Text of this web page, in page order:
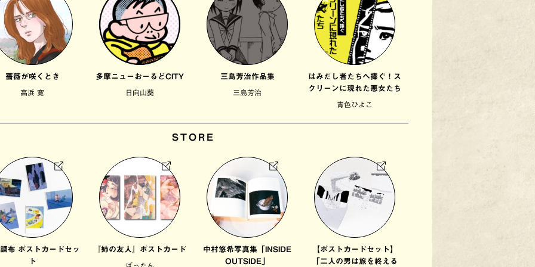
薔薇が咲くとき
高浜 寛
多摩ニューおーるどCITY
日向山葵
三島芳治作品集
三島芳治
はみだし者たちへ捧ぐ！ス
クリーンに現れた悪女たち
青色ひよこ
STORE
布 ポストカードセッ
ト
『姉の友人』ポストカード
ばったん
中村悠希写真集「INSIDE
OUTSIDE」
【ポストカードセット】
「二人の男は旅を終える